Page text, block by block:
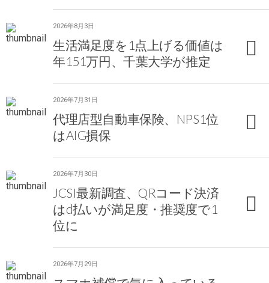
2026年8月3日
生活満足度を1点上げる価値は
年151万円、千葉大学が推定
2026年7月31日
代理店型自動車保険、NPS1位
はAIG損保
2026年7月30日
JCSI最新調査、QRコード決済
はd払いが満足度・推奨度で1
位に
2026年7月29日